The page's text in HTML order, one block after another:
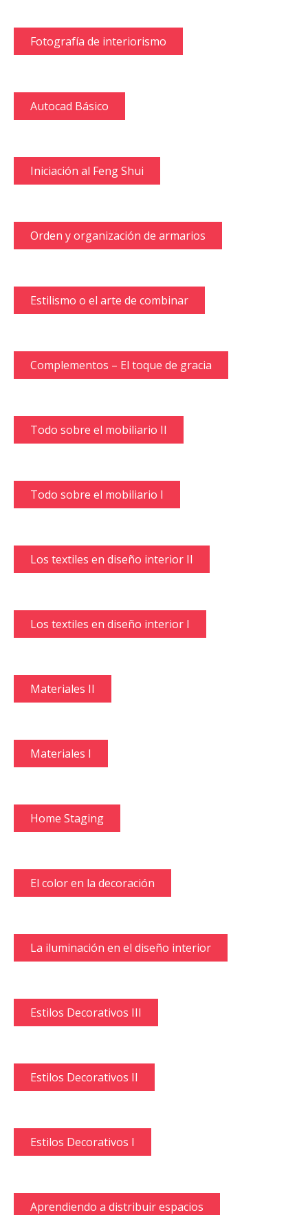
Fotografía de interiorismo
Autocad Básico
Iniciación al Feng Shui
Orden y organización de armarios
Estilismo o el arte de combinar
Complementos – El toque de gracia
Todo sobre el mobiliario II
Todo sobre el mobiliario I
Los textiles en diseño interior II
Los textiles en diseño interior I
Materiales II
Materiales I
Home Staging
El color en la decoración
La iluminación en el diseño interior
Estilos Decorativos III
Estilos Decorativos II
Estilos Decorativos I
Aprendiendo a distribuir espacios